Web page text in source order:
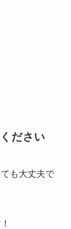
ださい
も大丈夫で